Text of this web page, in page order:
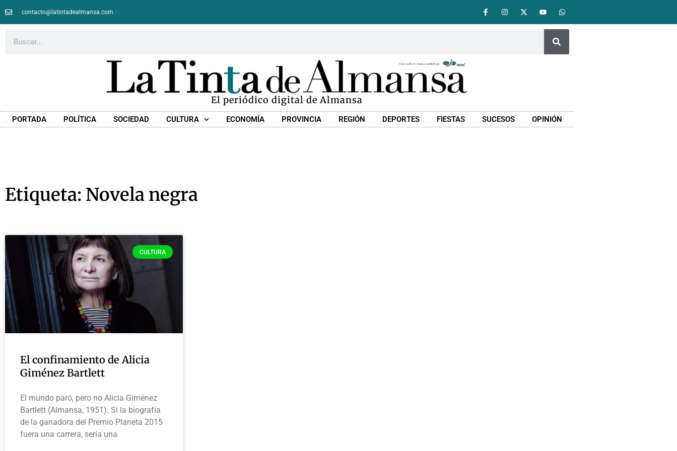
contacto@latintadealmansa.com
El periódico digital de Almansa
PORTADA POLÍTICA SOCIEDAD CULTURA ECONOMÍA PROVINCIA REGIÓN DEPORTES FIESTAS SUCESOS OPINIÓN
Etiqueta: Novela negra
CULTURA
El confinamiento de Alicia
Giménez Bartlett
El mundo paró, pero no Alicia Giménez
Bartlett (Almansa, 1951). Si la biografía
de la ganadora del Premio Planeta 2015
fuera una carrera, sería una